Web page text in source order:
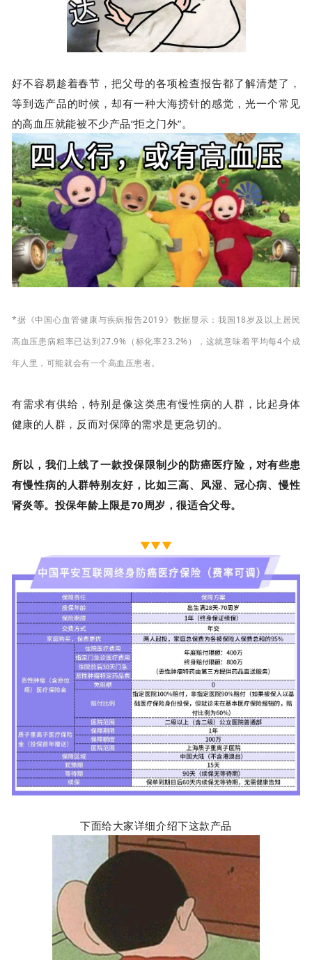
好不容易趁着春节，把父母的各项检查报告都了解清楚了，
等到选产品的时候，却有一种大海捞针的感觉，光一个常见
的高血压就能被不少产品“拒之门外”。
*据《中国心血管健康与疾病报告2019》数据显示：我国18岁及以上居民
高血压患病粗率已达到27.9%（标化率23.2%），这就意味着平均每4个成
年人里，可能就会有一个高血压患者。
有需求有供给，特别是像这类患有慢性病的人群，比起身体
健康的人群，反而对保障的需求是更急切的。
所以，我们上线了一款投保限制少的防癌医疗险，对有些患
有慢性病的人群特别友好，比如三高、风湿、冠心病、慢性
肾炎等。投保年龄上限是70周岁，很适合父母。
▼▼▼
下面给大家详细介绍下这款产品